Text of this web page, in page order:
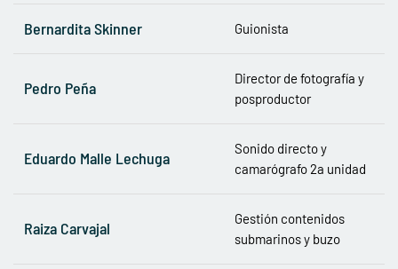
Bernardita Skinner Guionista
Pedro Peña
Director de fotografía y
posproductor
Eduardo Malle Lechuga
Sonido directo y
camarógrafo 2a unidad
Raiza Carvajal
Gestión contenidos
submarinos y buzo